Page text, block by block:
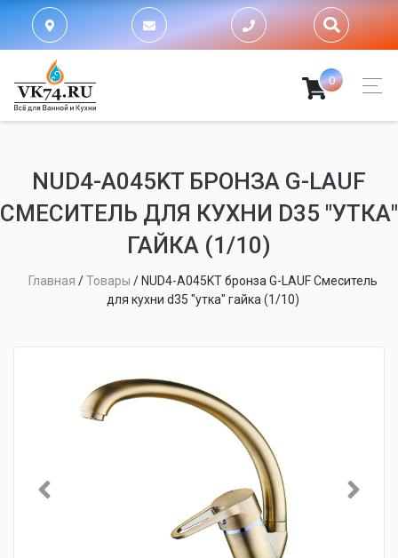
0
NUD4-A045KT БРОНЗА G-LAUF
СМЕСИТЕЛЬ ДЛЯ КУХНИ D35 "УТКА"
ГАЙКА (1/10)
Главная /Товары / NUD4-A045KT бронза G-LAUF Смеситель
для кухни d35 "утка" гайка (1/10)